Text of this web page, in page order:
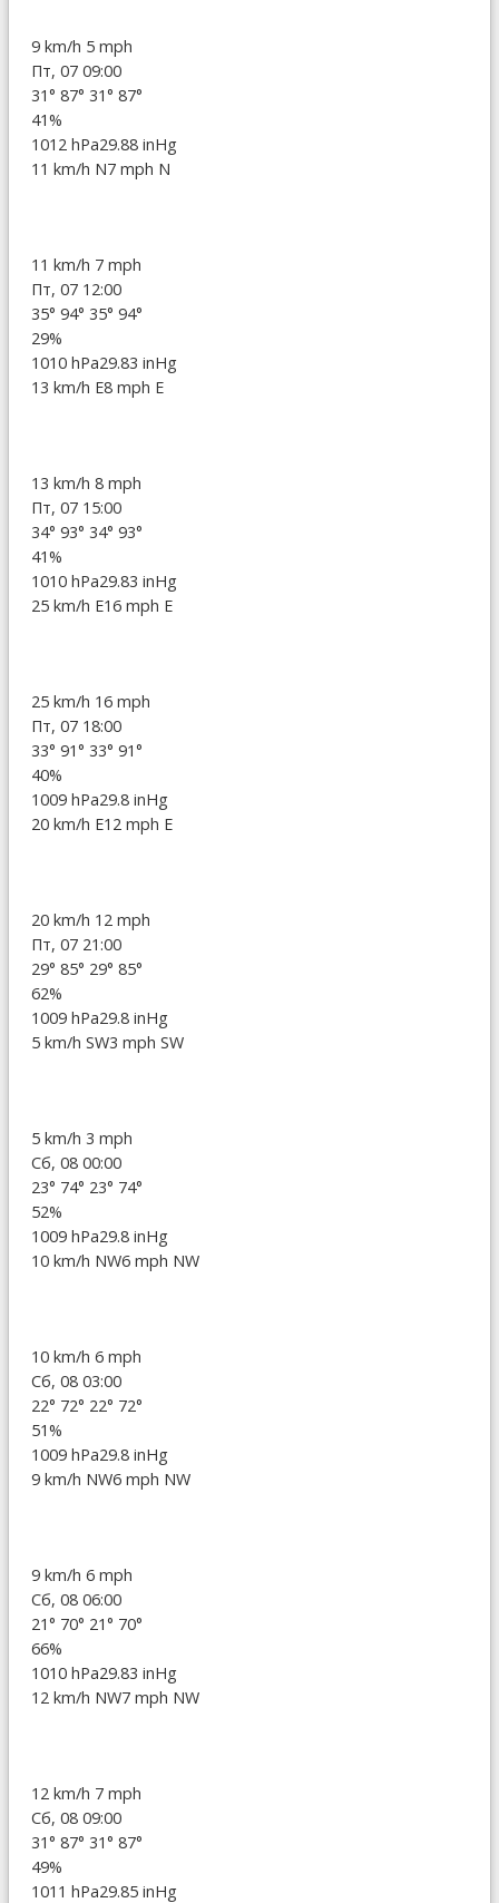
9 km/h 5 mph
Пт, 07 09:00
31° 87° 31° 87°
41%
1012 hPa29.88 inHg
11 km/h N7 mph N
11 km/h 7 mph
Пт, 07 12:00
35° 94° 35° 94°
29%
1010 hPa29.83 inHg
13 km/h E8 mph E
13 km/h 8 mph
Пт, 07 15:00
34° 93° 34° 93°
41%
1010 hPa29.83 inHg
25 km/h E16 mph E
25 km/h 16 mph
Пт, 07 18:00
33° 91° 33° 91°
40%
1009 hPa29.8 inHg
20 km/h E12 mph E
20 km/h 12 mph
Пт, 07 21:00
29° 85° 29° 85°
62%
1009 hPa29.8 inHg
5 km/h SW3 mph SW
5 km/h 3 mph
Сб, 08 00:00
23° 74° 23° 74°
52%
1009 hPa29.8 inHg
10 km/h NW6 mph NW
10 km/h 6 mph
Сб, 08 03:00
22° 72° 22° 72°
51%
1009 hPa29.8 inHg
9 km/h NW6 mph NW
9 km/h 6 mph
Сб, 08 06:00
21° 70° 21° 70°
66%
1010 hPa29.83 inHg
12 km/h NW7 mph NW
12 km/h 7 mph
Сб, 08 09:00
31° 87° 31° 87°
49%
1011 hPa29.85 inHg